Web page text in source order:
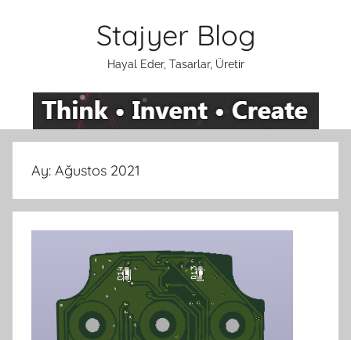
Stajyer Blog
Hayal Eder, Tasarlar, Üretir
Ay: Ağustos 2021